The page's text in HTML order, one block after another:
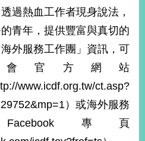
過熱血工作者現身說法，
青年，提供豐富與真切的
外服務工作團」資訊，可
官方網站
ct.asp?
）或海外服務
專頁